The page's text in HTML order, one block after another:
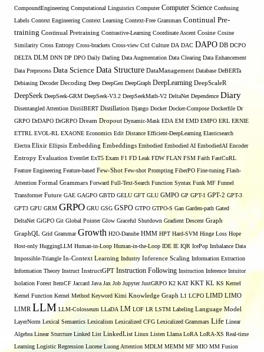
CompoundEngineering Computational Linguistics Computer Computer Science Confusing
Labels Context Engineering Context Learning Context-Free Grammars Continual Pre-
training Continual Pretraining Contrastive-Learning Coordinate Ascent Cosine Cosine
Similarity Cross Entropy Cross-brackets Cross-view Ctrl Culture DA DAC DAPO DB DCPO
DELTA DLM DNN DP DPO Daily Darling Data Augmentation Data Clearing Data Enhancement
Data Preprocess Data Science Data Structure DataManagement Database DeBERTa
Debiasing Decoder Decoding Deep DeepGen DeepGraph DeepLearning DeepScaleR
DeepSeek DeepSeek-GRM DeepSeek-V3.2 DeepSeekMath-V2 DeltaNet Dependence Diary
Disentangled Attention DistilBERT Distillation Django Docker Docker-Compose Dockerfile Dr
GRPO DrDAPO DrGRPO Dream Dropout Dynamic-Mask EDA EM EMD EMPO ERL ERNIE
ETTRL EVOL-RL EXAONE Economics Edit Distance Efficient-DeepLearning Elasticsearch
Electra Elixir Ellipsis Embedding Embeddings Embodied Embodied AI EmbodiedAI Encoder
Entropy Evaluation Eventlet ExT5 Exam F1 FD Leak FDW FLAN FSM Faith FastCuRL
Feature Engineering Feature-based Few-Shot Few-shot Prompting FiberPO Fine-tuning Flash-
Attention Formal Grammars Forward Full-Text-Search Function Syntax Funk MF Funnel
Transformer Future GAE GAGPO GBTD GELU GFT GLU GMPO GP GPT-1 GPT-2 GPT-3
GPT3 GPU GRM GRPO GRU GSG GSPO GTPO GTPO-S Gan Garden-path Gated
DeltaNet GiGPO Git Global Pointer Glow Graceful Shutdown Gradient Descent Graph
GraphQL Grid Grammar Growth H2O-Danube HMM HPT Hard-SVM Hinge Loss Hope
Host-only HuggingLLM Human-in-Loop Human-in-the-Loop IDE IE IQR IcePop Imbalance Data
Impossible-Triangle In-Context Learning Industry Inference Scaling Information Extraction
Information Theory Instruct InstructGPT Instruction Following Instruction Inference Intuitor
Isolation Forest ItemCF Jaccard Java Jax Job Jupyter JustGRPO K2 KAT KKT KL KS Kernel
Kernel Function Kernel Method Keyword Kimi Knowledge Graph L1 LCPO LIMD LIMO
LIMR LLM LLM-Colosseum LLaDA LM LOF LR LSTM Labeling Language Model
LayerNorm Lexical Semantics Lexicalism Lexicalized CFG Lexicalized Grammars Life Linear
Algebra Linear Sturcture Linked List LinkedList Linux Listen Llama LoRA LoRA-XS Real-time
Learning Logistic Regression Lucene Luong Attention MDLM MEMM MF MIO MM Fusion